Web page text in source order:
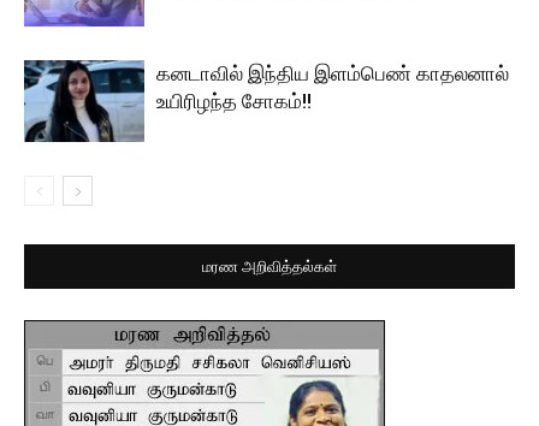
கனடாவில் இந்திய இளம்பெண் காதலனால்
உயிரிழந்த சோகம்!!
மரண அறிவித்தல்கள்